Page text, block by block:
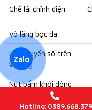
Hệ thống đèn pha
Hệ thống cảnh báo
(BSW & LCA)
Hệ thống cảnh báo
(RCTA)
Ngoài ra, xe cũng
Hotline: 0389.668.379
Zalo